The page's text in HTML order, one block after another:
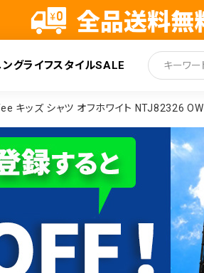
ングライフスタイルSALE
キッズ シャツ オフホワイト NTJ82326 OW